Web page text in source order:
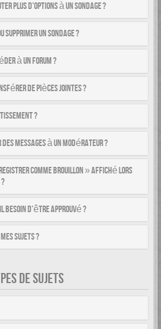
plus d’options à un sondage ?
supprimer un sondage ?
à un forum ?
de pièces jointes ?
?
messages à un modérateur ?
comme brouillon » affiché lors
besoin d’être approuvé ?
sujets ?
DE SUJETS